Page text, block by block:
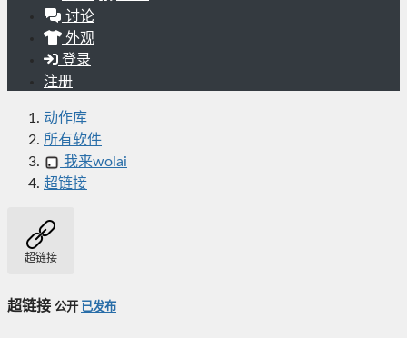
讨论
外观
登录
注册
动作库
所有软件
我来wolai
超链接
超链接
超链接 公开 已发布